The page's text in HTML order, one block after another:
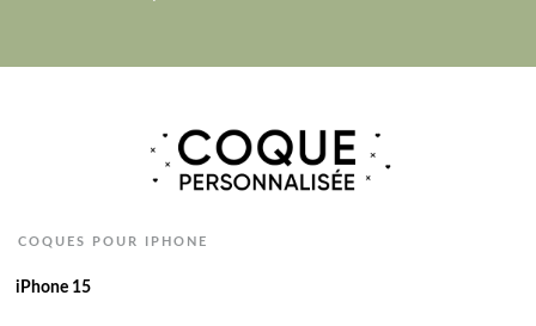
COQUES POUR IPHONE
iPhone 15